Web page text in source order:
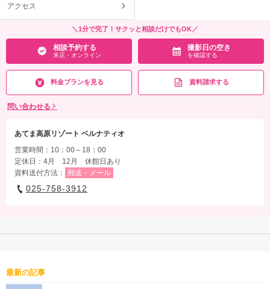
アクセス
＼1分で完了！サクッと相談だけでもOK／
相談予約する
来店・オンライン
撮影日の空き
を確認する
料金プランを見る 資料請求する
問い合わせる
あてま高原リゾート ベルナティオ
営業時間：10：00～18：00
定休日：4月 12月 休館日あり
資料送付方法：
郵送・メール
025-758-3912
最新の記事